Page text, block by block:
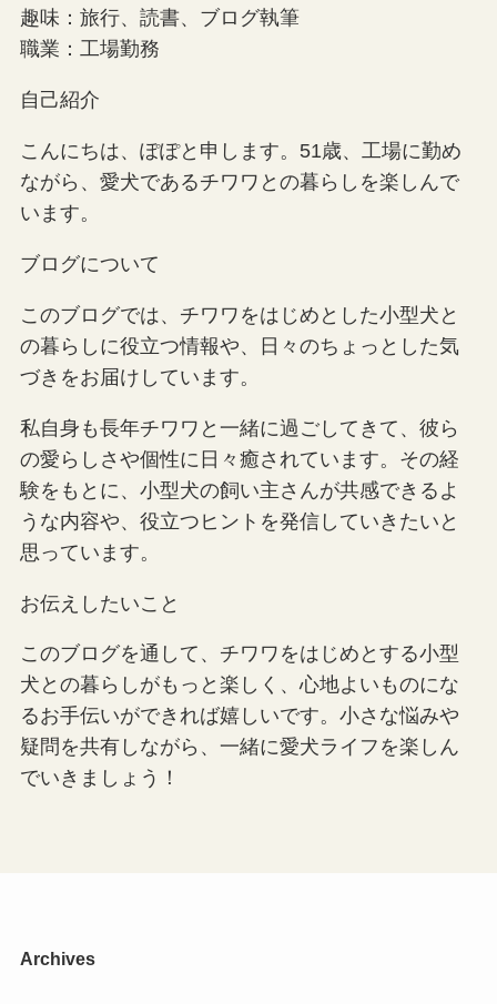
趣味：旅行、読書、ブログ執筆
職業：工場勤務
自己紹介
こんにちは、ぽぽと申します。51歳、工場に勤め
ながら、愛犬であるチワワとの暮らしを楽しんで
います。
ブログについて
このブログでは、チワワをはじめとした小型犬と
の暮らしに役立つ情報や、日々のちょっとした気
づきをお届けしています。
私自身も長年チワワと一緒に過ごしてきて、彼ら
の愛らしさや個性に日々癒されています。その経
験をもとに、小型犬の飼い主さんが共感できるよ
うな内容や、役立つヒントを発信していきたいと
思っています。
お伝えしたいこと
このブログを通して、チワワをはじめとする小型
犬との暮らしがもっと楽しく、心地よいものにな
るお手伝いができれば嬉しいです。小さな悩みや
疑問を共有しながら、一緒に愛犬ライフを楽しん
でいきましょう！
Archives